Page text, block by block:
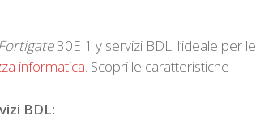
30E 1 y servizi BDL: l’ideale per le
informatica. Scopri le caratteristiche
BDL: